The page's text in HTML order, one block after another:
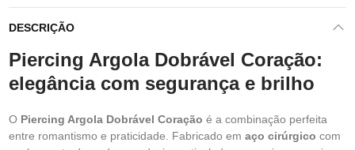
DESCRIÇÃO
Piercing Argola Dobrável Coração:
elegância com segurança e brilho
O Piercing Argola Dobrável Coração é a combinação perfeita
entre romantismo e praticidade. Fabricado em aço cirúrgico com